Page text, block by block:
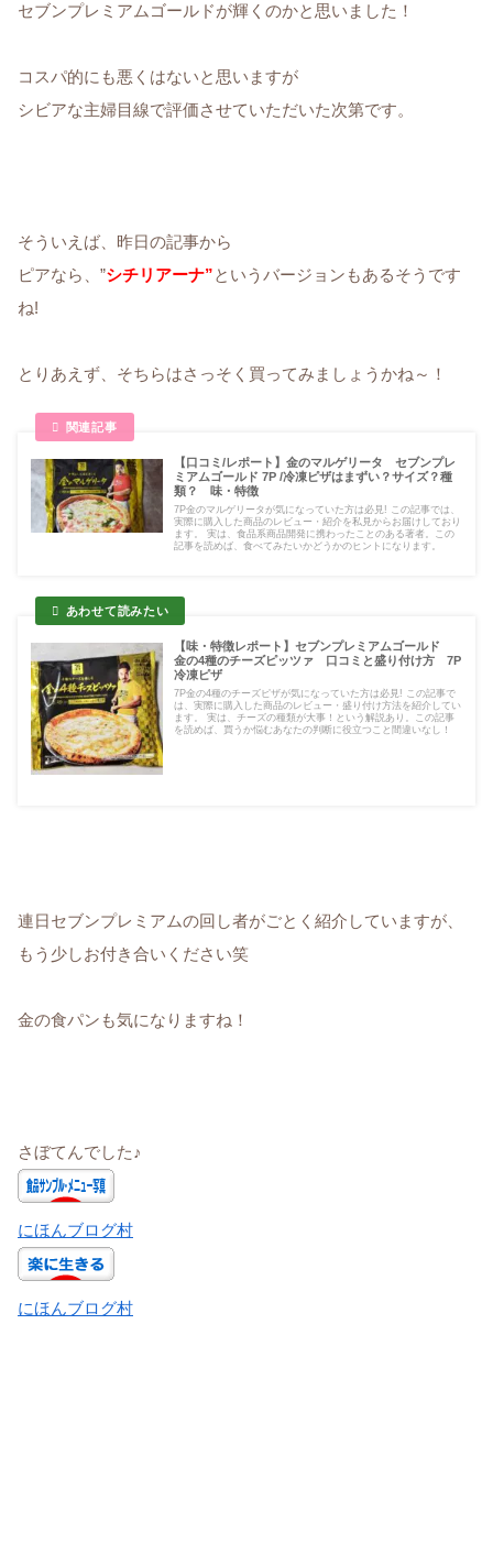
セブンプレミアムゴールドが輝くのかと思いました！
コスパ的にも悪くはないと思いますが
シビアな主婦目線で評価させていただいた次第です。
そういえば、昨日の記事から
ピアなら、”シチリアーナ”というバージョンもあるそうです
ね!
とりあえず、そちらはさっそく買ってみましょうかね～！
【口コミ/レポート】金のマルゲリータ セブンプレ
ミアムゴールド 7P /冷凍ピザはまずい？サイズ？種
類？ 味・特徴
7P金のマルゲリータが気になっていた方は必見! この記事では、
実際に購入した商品のレビュー・紹介を私見からお届けしており
ます。 実は、食品系商品開発に携わったことのある著者。この
記事を読めば、食べてみたいかどうかのヒントになります。
【味・特徴レポート】セブンプレミアムゴールド
金の4種のチーズピッツァ 口コミと盛り付け方 7P
冷凍ピザ
7P金の4種のチーズピザが気になっていた方は必見! この記事で
は、実際に購入した商品のレビュー・盛り付け方法を紹介してい
ます。 実は、チーズの種類が大事！という解説あり。この記事
を読めば、買うか悩むあなたの判断に役立つこと間違いなし！
連日セブンプレミアムの回し者がごとく紹介していますが、
もう少しお付き合いください笑
金の食パンも気になりますね！
さぼてんでした♪
にほんブログ村
にほんブログ村